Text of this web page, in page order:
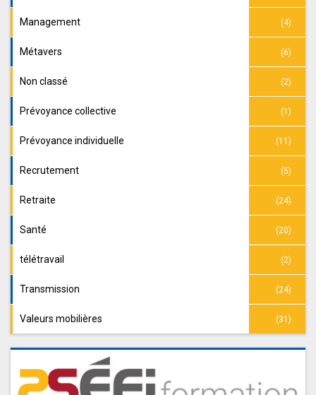
Management (4)
Métavers (6)
Non classé (2)
Prévoyance collective (1)
Prévoyance individuelle (11)
Recrutement (5)
Retraite (24)
Santé (20)
télétravail (2)
Transmission (24)
Valeurs mobilières (31)